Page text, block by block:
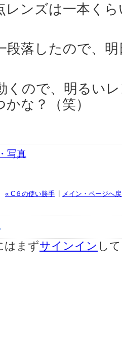
レンズは一本く
段落したので、
くので、明るい
な？（笑）
写真
« C６の使い勝手 メイン・ページへ
はまずサインイン し